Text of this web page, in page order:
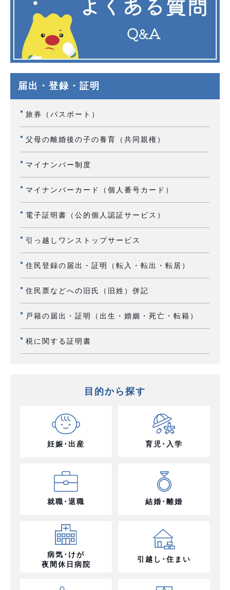
届出・登録・証明
旅券（パスポート）
父母の離婚後の子の養育（共同親権）
マイナンバー制度
マイナンバーカード（個人番号カード）
電子証明書（公的個人認証サービス）
引っ越しワンストップサービス
住民登録の届出・証明（転入・転出・転居）
住民票などへの旧氏（旧姓）併記
戸籍の届出・証明（出生・婚姻・死亡・転籍）
税に関する証明書
目的から探す
妊娠･出産 育児･入学
就職･退職 結婚･離婚
病気･けが
夜間休日病院
引越し･住まい